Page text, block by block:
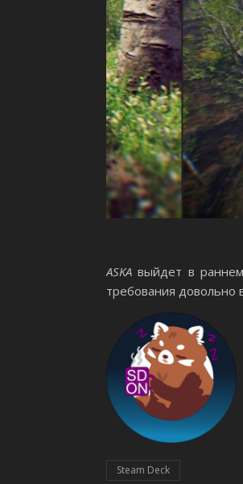
ASKA выйдет в
требования довольно
Steam Deck